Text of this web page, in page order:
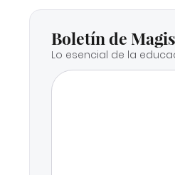
Boletín de
Lo esencial de la